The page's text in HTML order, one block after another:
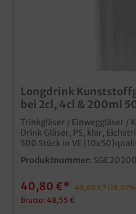
Longdrink
bei 2cl, 4cl & 200ml
Trinkgläser / Einweggläser /
Drink Gläser, PS, klar,
500 Stück in VE
Einwegtrinkglasideal für
LongdrinksEichstriche bei
Produktnummer: SGE20200
40,80 €* 49,80 €*
Brutto: 48,55 €